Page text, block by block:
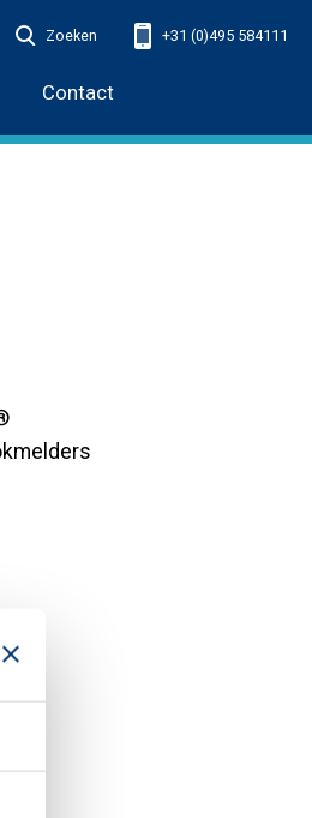
Contact
Zoeken +31 (0)495 584111